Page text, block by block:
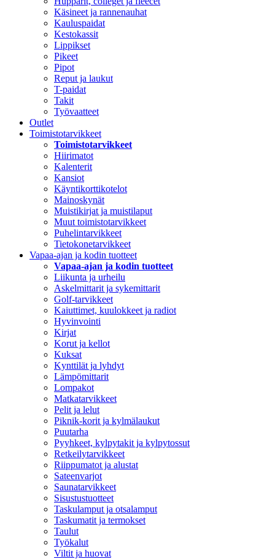
Käsineet ja rannenauhat
Kauluspaidat
Kestokassit
Lippikset
Pikeet
Pipot
Reput ja laukut
T-paidat
Takit
Työvaatteet
Outlet
Toimistotarvikkeet
Toimistotarvikkeet
Hiirimatot
Kalenterit
Kansiot
Käyntikorttikotelot
Mainoskynät
Muistikirjat ja muistilaput
Muut toimistotarvikkeet
Puhelintarvikkeet
Tietokonetarvikkeet
Vapaa-ajan ja kodin tuotteet
Vapaa-ajan ja kodin tuotteet
Liikunta ja urheilu
Askelmittarit ja sykemittarit
Golf-tarvikkeet
Kaiuttimet, kuulokkeet ja radiot
Hyvinvointi
Kirjat
Korut ja kellot
Kuksat
Kynttilät ja lyhdyt
Lämpömittarit
Lompakot
Matkatarvikkeet
Pelit ja lelut
Piknik-korit ja kylmälaukut
Puutarha
Pyyhkeet, kylpytakit ja kylpytossut
Retkeilytarvikkeet
Riippumatot ja alustat
Sateenvarjot
Saunatarvikkeet
Sisustustuotteet
Taskulamput ja otsalamput
Taskumatit ja termokset
Taulut
Työkalut
Viltit ja huovat